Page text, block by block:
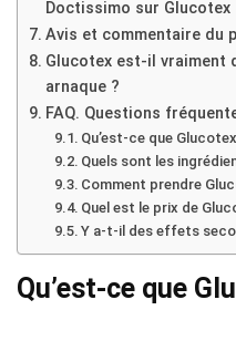
Doctissimo sur Glucotex
Avis et commentaire du
Glucotex est-il vraiment
arnaque ?
FAQ. Questions
Qu’est-ce que
Quels sont les
Comment prendre
Quel est le prix de
Y a-t-il des effets
Qu’est-ce que